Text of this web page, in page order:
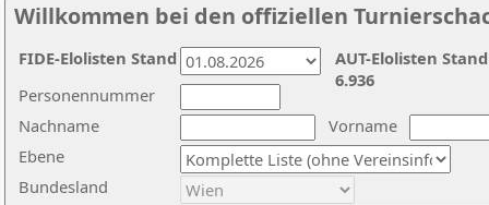
Willkommen bei den offiziellen
Nachname
Vorname
Ebene
Personennummer
Bundesland
AUT-Elolisten
6.936
FIDE-Elolisten Stand